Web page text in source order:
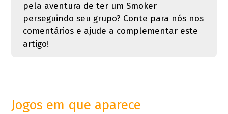
pela aventura de ter um Smoker
perseguindo seu grupo? Conte para nós nos
comentários e ajude a complementar este
artigo!
Jogos em que aparece